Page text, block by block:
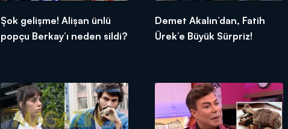
Şok gelişme! Alişan ünlü
popçu Berkay’ı neden sildi?
Demet Akalın’dan, Fatih
Ürek’e Büyük Sürpriz!